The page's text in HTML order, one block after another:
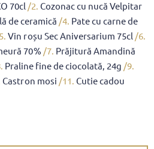
70cl /2. Cozonac cu nucă Velpitar
de ceramică /4. Pate cu carne de
Vin roșu Sec Aniversarium 75cl /6.
70% /7. Prăjitură Amandină
Praline fine de ciocolată, 24g /9.
Castron mosi /11. Cutie cadou